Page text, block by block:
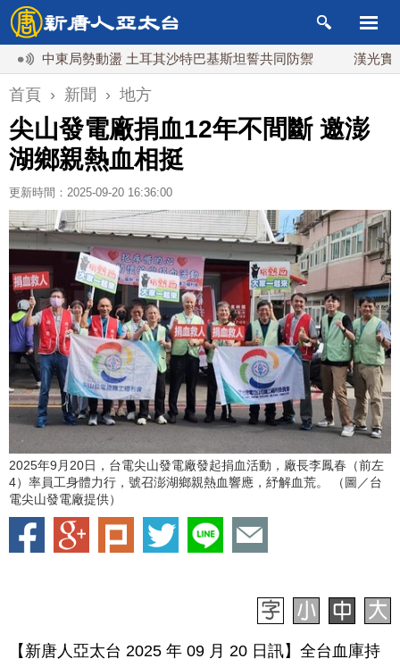
局勢動盪 土耳其沙特巴基斯坦誓共同防禦 漢光實兵濱海緊
首頁 › 新聞 › 地方
尖山發電廠捐血12年不間斷 邀澎
湖鄉親熱血相挺
更新時間：2025-09-20 16:36:00
2025年9月20日，台電尖山發電廠發起捐血活動，廠長李鳳春（前左
4）率員工身體力行，號召澎湖鄉親熱血響應，紓解血荒。 （圖／台
電尖山發電廠提供）
【新唐人亞太台 2025 年 09 月 20 日訊】全台血庫持